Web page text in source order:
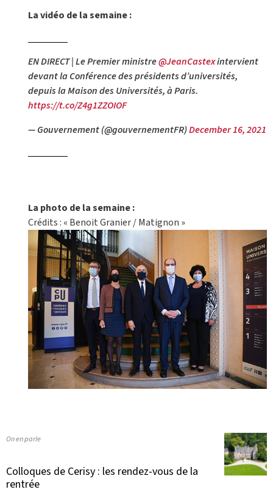
La vidéo de la semaine :
EN DIRECT | Le Premier ministre@JeanCastexintervient
devant la Conférence des présidents d’universités,
depuis la Maison des Universités, à Paris.
https://t.co/Z4g1ZZOIOF
— Gouvernement (@gouvernementFR)December 16, 2021
La photo de la semaine :
Crédits : « Benoit Granier / Matignon »
On en parle
Colloques de Cerisy : les rendez-vous de la
rentrée